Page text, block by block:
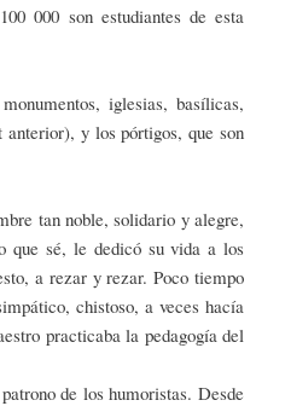
000 son estudiantes de esta
iglesias, basílicas,
y los pórtigos, que son
tan noble, solidario y alegre,
que sé, le dedicó su vida a los
a rezar y rezar. Poco tiempo
chistoso, a veces hacía
practicaba la pedagogía del
de los humoristas. Desde